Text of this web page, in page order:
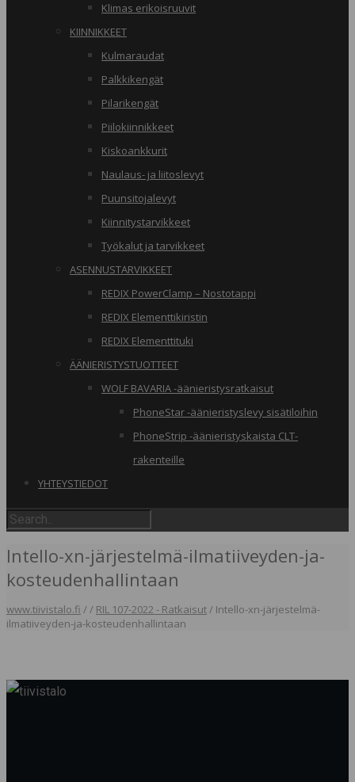
Klimas erikoisruuvit
KIINNIKKEET
Kulmaraudat
Palkkikengät
Pilarikengät
Piilokiinnikkeet
Kiskoankkurit
Naulaus- ja liitoslevyt
Puunsitojalevyt
Kiinnitystarvikkeet
Työkalut ja tarvikkeet
ASENNUSTARVIKKEET
REDIX PowerClamp – Nostotappi
REDIX Elementtikiristin
REDIX Elementtituki
ÄÄNIERISTYSTUOTTEET
WOLF BAVARIA -äänieristysratkaisut
PhoneStar -äänieristyslevy sisätiloihin
PhoneStrip -äänieristyskaista CLT-
rakenteille
YHTEYSTIEDOT
Intello-xn-järjestelmä-ilmatiiveyden-ja-
kosteudenhallintaan
www.tiivistalo.fi // RIL 107-2022 - Ratkaisut/ Intello-xn-järjestelmä-
ilmatiiveyden-ja-kosteudenhallintaan